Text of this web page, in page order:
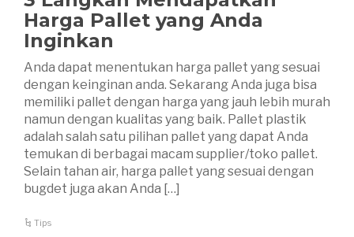
Harga Pallet yang Anda
Inginkan
Anda dapat menentukan harga pallet yang sesuai
dengan keinginan anda. Sekarang Anda juga bisa
memiliki pallet dengan harga yang jauh lebih murah
namun dengan kualitas yang baik. Pallet plastik
adalah salah satu pilihan pallet yang dapat Anda
temukan di berbagai macam supplier/toko pallet.
Selain tahan air, harga pallet yang sesuai dengan
bugdet juga akan Anda […]
Tips